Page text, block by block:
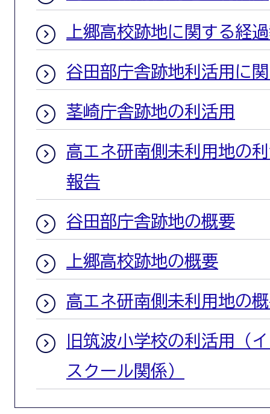
上郷高校跡地に関する経
谷田部庁舎跡地利活用に
茎崎庁舎跡地の利活用
高エネ研南側未利用地の
報告
谷田部庁舎跡地の概要
上郷高校跡地の概要
高エネ研南側未利用地の
旧筑波小学校の利活用（
スクール関係）